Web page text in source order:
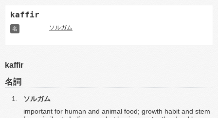
kaffir
名 ソルガム
kaffir
名詞
ソルガム
important for human and animal food; growth habit and stem